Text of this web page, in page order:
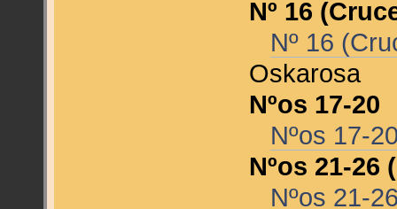
Nº 16
Nº 16
Oskarosa
Nºos 17-20
Nºos 17-
Nºos 21-
Nºos 21-